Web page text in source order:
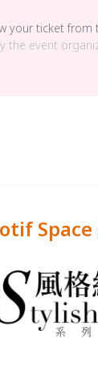
ticket from
the event
Space